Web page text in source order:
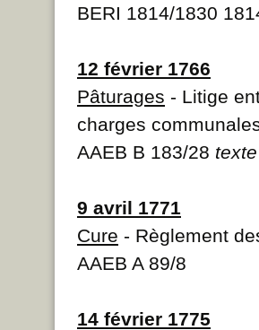
BERI 1814/1830
12 février 1766
Pâturages - Litige
charges
AAEB B 183/28 texte
9 avril 1771
Cure - Règlement
AAEB A 89/8
14 février 1775